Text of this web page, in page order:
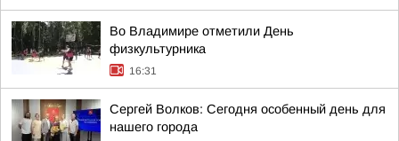
Во Владимире отметили День
физкультурника
16:31
Сергей Волков: Сегодня особенный день для
нашего города